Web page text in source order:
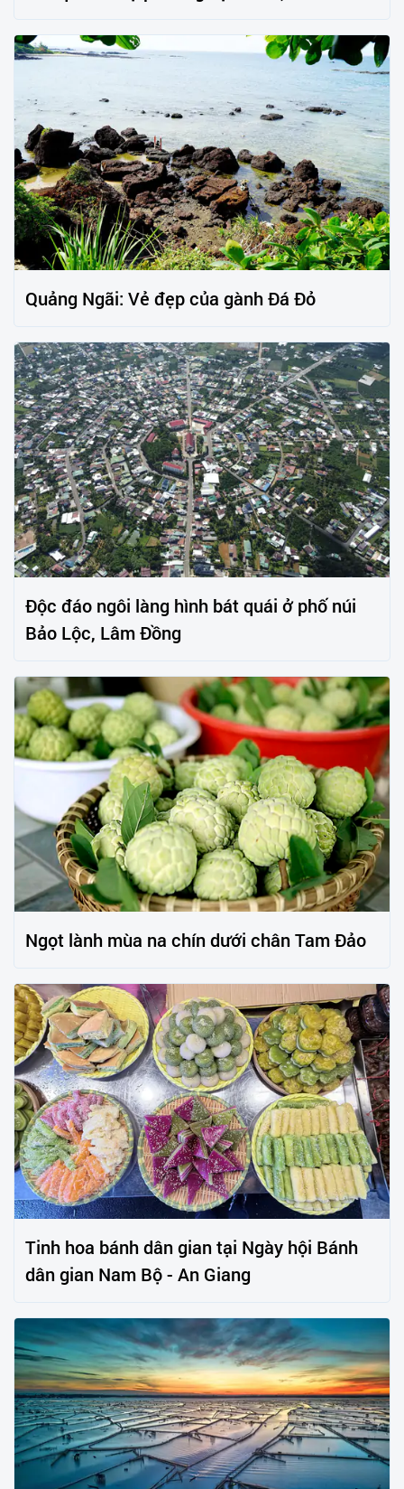
Quảng Ngãi: Vẻ đẹp của gành Đá Đỏ
Độc đáo ngôi làng hình bát quái ở phố núi
Bảo Lộc, Lâm Đồng
Ngọt lành mùa na chín dưới chân Tam Đảo
Tinh hoa bánh dân gian tại Ngày hội Bánh
dân gian Nam Bộ - An Giang